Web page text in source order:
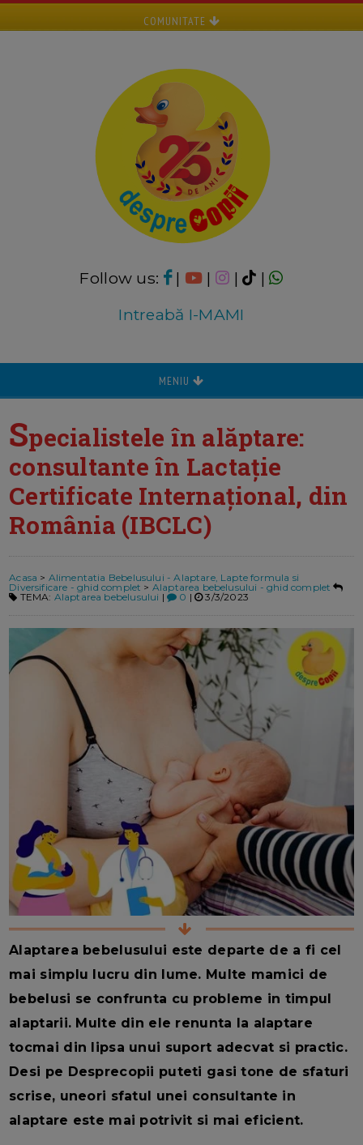
COMUNITATE
Follow us: | | |
|
Intreabă I-MAMI
MENIU
Specialistele în alăptare:
consultante în Lactație
Certificate Internațional, din
România (IBCLC)
Acasa > Alimentatia Bebelusului - Alaptare, Lapte formula si
Diversificare - ghid complet > Alaptarea bebelusului - ghid complet
TEMA: Alaptarea bebelusului | 0 | 3/3/2023
Alaptarea bebelusului este departe de a fi cel
mai simplu lucru din lume. Multe mamici de
bebelusi se confrunta cu probleme in timpul
alaptarii. Multe din ele renunta la alaptare
tocmai din lipsa unui suport adecvat si practic.
Desi pe Desprecopii puteti gasi tone de sfaturi
scrise, uneori sfatul unei consultante in
alaptare este mai potrivit si mai eficient.